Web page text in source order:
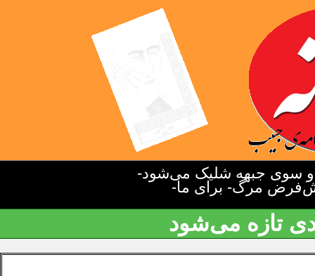
سوی جبهه شلیک می‌شود-
مرگ- برای ما-
تازه می‌شود